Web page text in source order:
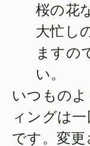
桜の花
大忙し
ますの
い。
いつもの
ィングは
です。変更